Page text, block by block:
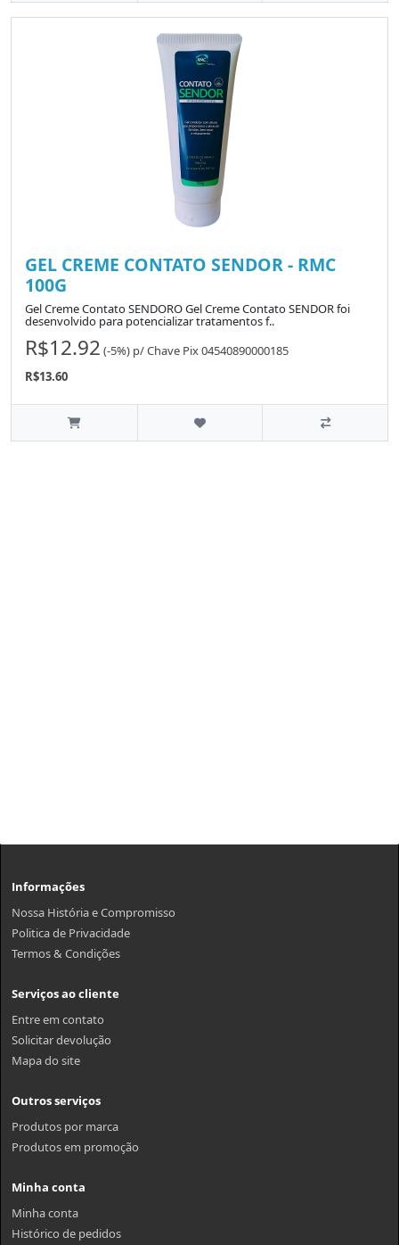
GEL CREME CONTATO SENDOR - RMC
100G
Gel Creme Contato SENDORO Gel Creme Contato SENDOR foi
desenvolvido para potencializar tratamentos f..
R$12.92 (-5%) p/Chave Pix 04540890000185
R$13.60
Informações
Nossa História e Compromisso
Politica de Privacidade
Termos & Condições
Serviços ao cliente
Entre em contato
Solicitar devolução
Mapa do site
Outros serviços
Produtos por marca
Produtos em promoção
Minha conta
Minha conta
Histórico de pedidos